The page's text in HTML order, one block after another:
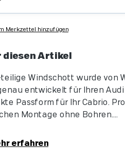
Merkzettel hinzufügen
diesen Artikel
teilige Windschott wurde von
entwickelt für Ihren Audi
Passform für Ihr Cabrio.
Montage ohne Bohren....
erfahren